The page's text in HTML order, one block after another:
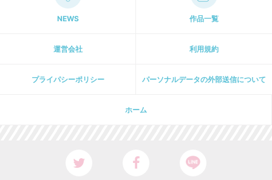
NEWS 作品一覧
運営会社 利用規約
プライパシーポリシー パーソナルデータの外部送信について
ホーム